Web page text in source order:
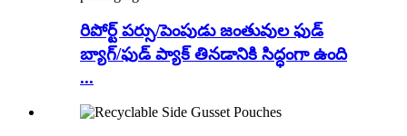
రిపోర్ట్ పర్సు/పెంపుడు జంతువుల ఫుడ్
బ్యాగ్/ఫుడ్ ప్యాక్ తినడానికి సిద్ధంగా ఉంది
...